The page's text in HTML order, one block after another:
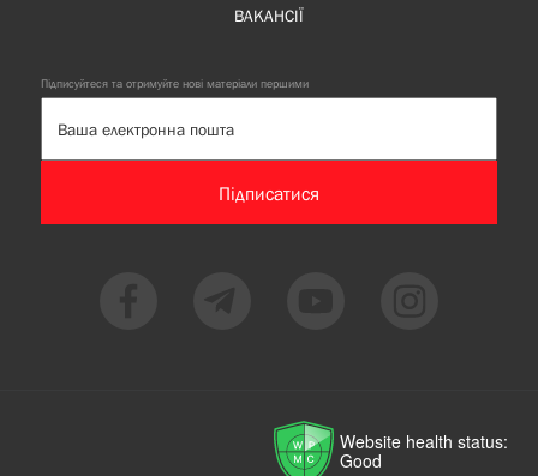
ВАКАНСІЇ
Підписуйтеся та отримуйте нові матеріали першими
Підписатися
Website health status:
Good